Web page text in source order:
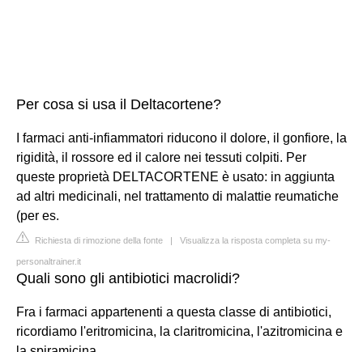
Per cosa si usa il Deltacortene?
I farmaci anti-infiammatori riducono il dolore, il gonfiore, la
rigidità, il rossore ed il calore nei tessuti colpiti. Per
queste proprietà DELTACORTENE è usato: in aggiunta
ad altri medicinali, nel trattamento di malattie reumatiche
(per es.
Richiesta di rimozione della fonte | Visualizza la risposta completa su my-
personaltrainer.it
Quali sono gli antibiotici macrolidi?
Fra i farmaci appartenenti a questa classe di antibiotici,
ricordiamo l'eritromicina, la claritromicina, l'azitromicina e